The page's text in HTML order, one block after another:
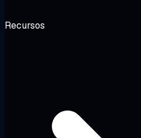
Recursos